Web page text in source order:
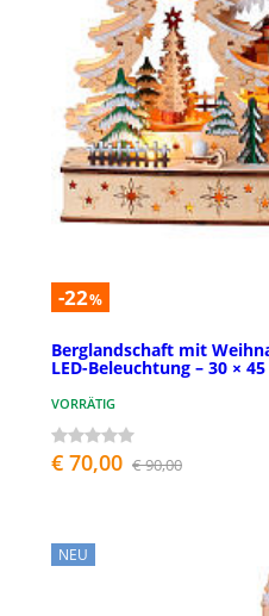
-22%
Berglandschaft mit
LED-Beleuchtung – 30 ×
VORRÄTIG
€ 70,00 € 90,00
NEU